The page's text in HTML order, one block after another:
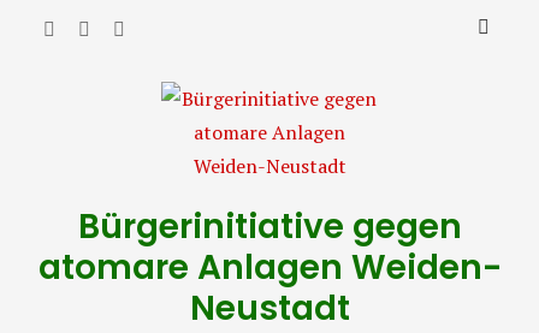
Bürgerinitiative gegen
atomare Anlagen Weiden-
Neustadt